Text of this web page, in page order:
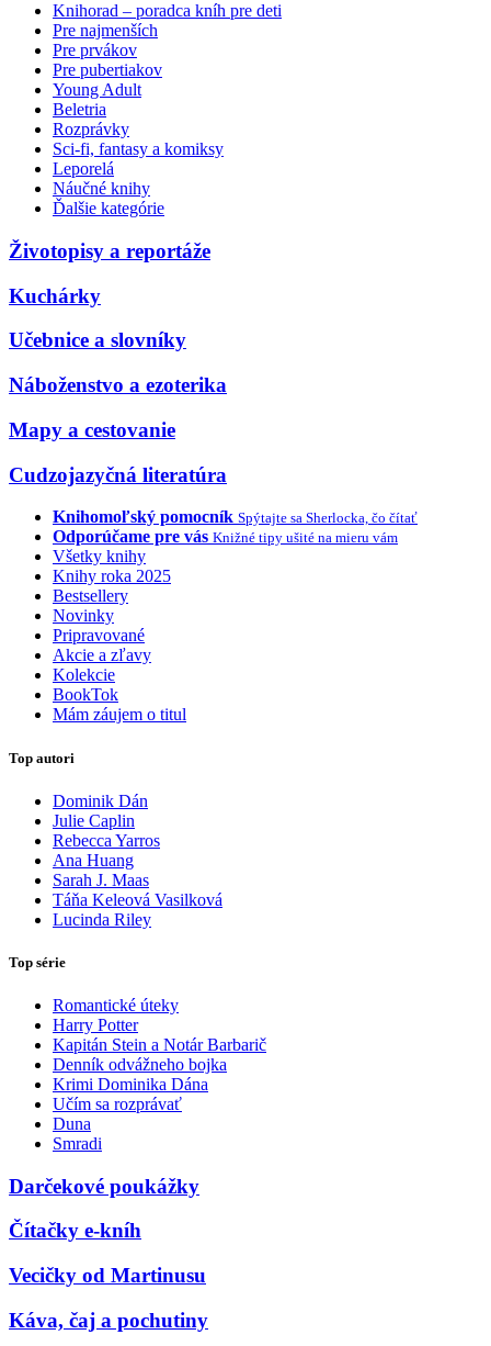
Knihorad – poradca kníh pre deti
Pre najmenších
Pre prvákov
Pre pubertiakov
Young Adult
Beletria
Rozprávky
Sci-fi, fantasy a komiksy
Leporelá
Náučné knihy
Ďalšie kategórie
Životopisy a reportáže
Kuchárky
Učebnice a slovníky
Náboženstvo a ezoterika
Mapy a cestovanie
Cudzojazyčná literatúra
Knihomoľský pomocník Spýtajte sa Sherlocka, čo čítať
Odporúčame pre vás Knižné tipy ušité na mieru vám
Všetky knihy
Knihy roka 2025
Bestsellery
Novinky
Pripravované
Akcie a zľavy
Kolekcie
BookTok
Mám záujem o titul
Top autori
Dominik Dán
Julie Caplin
Rebecca Yarros
Ana Huang
Sarah J. Maas
Táňa Keleová Vasilková
Lucinda Riley
Top série
Romantické úteky
Harry Potter
Kapitán Stein a Notár Barbarič
Denník odvážneho bojka
Krimi Dominika Dána
Učím sa rozprávať
Duna
Smradi
Darčekové poukážky
Čítačky e-kníh
Vecičky od Martinusu
Káva, čaj a pochutiny